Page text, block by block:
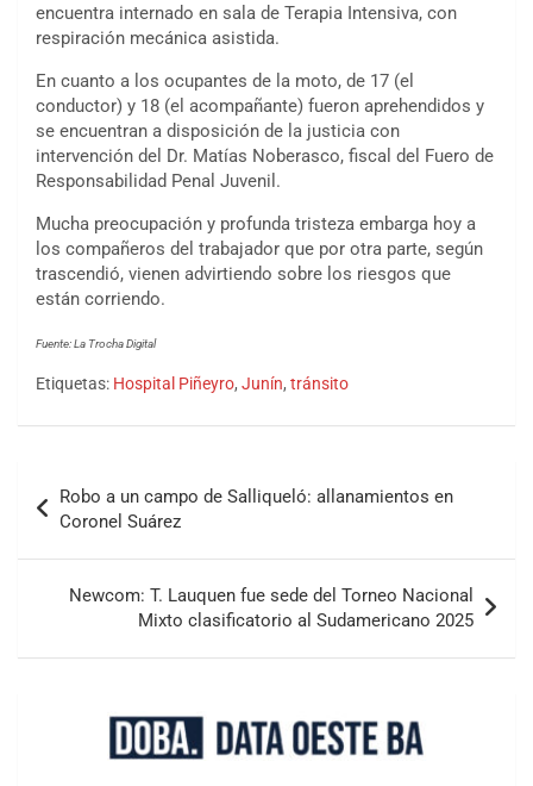
encuentra internado en sala de Terapia Intensiva, con
respiración mecánica asistida.
En cuanto a los ocupantes de la moto, de 17 (el
conductor) y 18 (el acompañante) fueron aprehendidos y
se encuentran a disposición de la justicia con
intervención del Dr. Matías Noberasco, fiscal del Fuero de
Responsabilidad Penal Juvenil.
Mucha preocupación y profunda tristeza embarga hoy a
los compañeros del trabajador que por otra parte, según
trascendió, vienen advirtiendo sobre los riesgos que
están corriendo.
Fuente: La Trocha Digital
Etiquetas: Hospital Piñeyro, Junín, tránsito
Robo a un campo de Salliqueló: allanamientos en
Coronel Suárez
Newcom: T. Lauquen fue sede del Torneo Nacional
Mixto clasificatorio al Sudamericano 2025